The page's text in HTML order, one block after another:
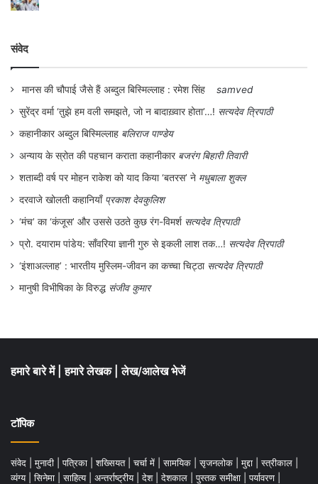
संवेद
मानस की चौपाई जैसे हैं अब्दुल बिस्मिल्लाह : रमेश सिंह
samved
सुरेंद्र वर्मा ‘तुझे हम वली समझते, जो न बादाख़्वार होता’…! सत्यदेव त्रिपाठी
कहानीकार अब्दुल बिस्मिल्लाह बलिराज पाण्डेय
अन्याय के स्रोत की पहचान कराता कहानीकार बजरंग बिहारी तिवारी
शताब्दी वर्ष पर मोहन राकेश को याद किया ‘बतरस’ ने मधुबाला शुक्ल
दरवाजे खोलती कहानियाँ प्रकाश देवकुलिश
‘मंच’ का ‘कंजूस’ और उससे उठते कुछ रंग-विमर्श सत्यदेव त्रिपाठी
प्रो. दयाराम पांडेय: साँवरिया ज्ञानी गुरु से इकली लाश तक…! सत्यदेव त्रिपाठी
‘इंशाअल्लाह’ : भारतीय मुस्लिम-जीवन का कच्चा चिट्ठा सत्यदेव त्रिपाठी
मानुषी विभीषिका के विरुद्ध संजीव कुमार
हमारे बारे में हमारे लेखक लेख/आलेख भेजें
टॉपिक
संवेद मुनादी पत्रिका शख्सियत चर्चा में सामयिक सृजनलोक मुद्दा स्त्रीकाल
व्यंग्य
सिनेमा साहित्य अन्तर्राष्ट्रीय देश देशकाल पुस्तक समीक्षा पर्यावरण